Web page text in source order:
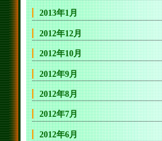
2013年1月
2012年12月
2012年10月
2012年9月
2012年8月
2012年7月
2012年6月